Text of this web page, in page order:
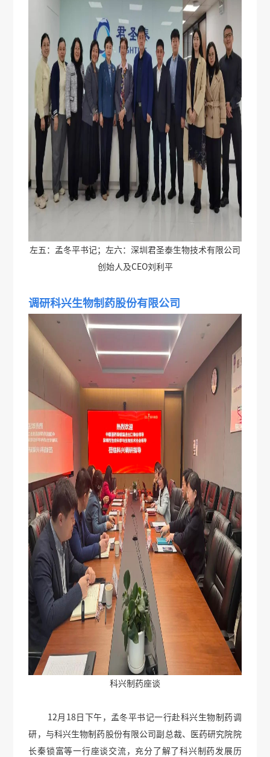
左五：孟冬平书记；左六：深圳君圣泰生物技术有限公司
创始人及CEO刘利平
调研科兴生物制药股份有限公司
科兴制药座谈
12月18日下午，孟冬平书记一行赴科兴生物制药调
研，与科兴生物制药股份有限公司副总裁、医药研究院院
长秦锁富等一行座谈交流，充分了解了科兴制药发展历